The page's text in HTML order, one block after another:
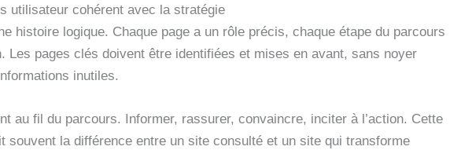
utilisateur cohérent avec la stratégie
histoire logique. Chaque page a un rôle précis, chaque étape du parcours
Les pages clés doivent être identifiées et mises en avant, sans noyer
inutiles.
au fil du parcours. Informer, rassurer, convaincre, inciter à l’action. Cette
souvent la différence entre un site consulté et un site qui transforme